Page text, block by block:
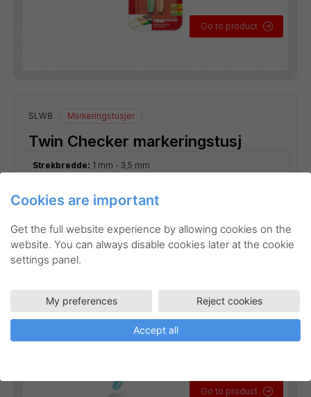
Go to product
SLW8 Markeringstusjer
Twin Checker markeringstusj
Strekbredde: 1 mm - 3,5 mm
Go to product
Cookies are important
Get the full website experience by allowing cookies on the
website. You can always disable cookies later at the cookie
settings panel.
My preferences Reject cookies
Accept all